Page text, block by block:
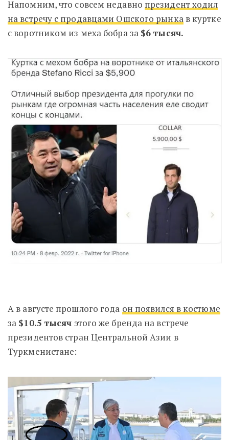
Напомним, что совсем недавно президент ходил
на встречу с продавцами Ошского рынкав куртке
с воротником из меха бобра за $6 тысяч.
А в августе прошлого года он появился в костюме
за $10.5 тысяч этого же бренда на встрече
президентов стран Центральной Азии в
Туркменистане: